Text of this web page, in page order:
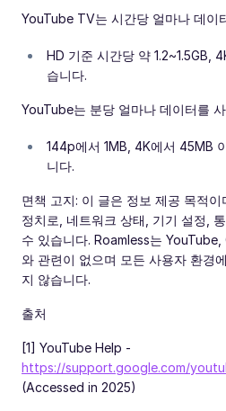
YouTube TV는 시간당 얼마나 데이
HD 기준 시간당 약 1.2~1.5GB,
습니다.
YouTube는 분당 얼마나 데이터를
144p에서 1MB, 4K에서 45MB
니다.
면책 고지: 이 글은 정보 제공 목적
정치로, 네트워크 상태, 기기 설정,
수 있습니다. Roamless는
와 관련이 없으며 모든 사용자 환경
지 않습니다.
출처
[1] YouTube Help -
https://support.google.com/
(Accessed in 2025)